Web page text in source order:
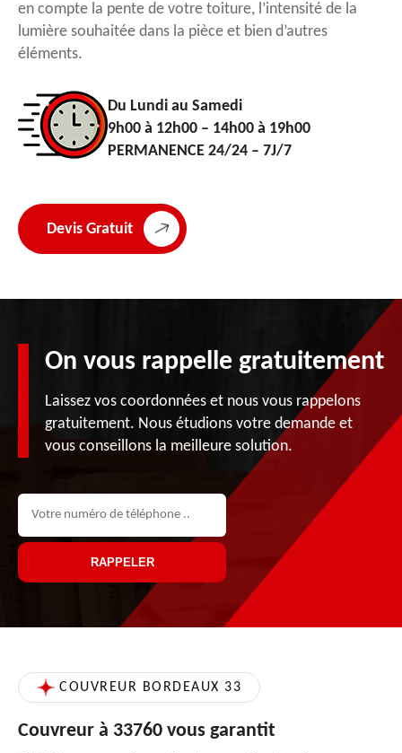
en compte la pente de votre toiture, l’intensité de la
lumière souhaitée dans la pièce et bien d’autres
éléments.
Du Lundi au Samedi
9h00 à 12h00 – 14h00 à 19h00
PERMANENCE 24/24 – 7J/7
Devis Gratuit
On vous rappelle gratuitement
Laissez vos coordonnées et nous vous rappelons
gratuitement. Nous étudions votre demande et
vous conseillons la meilleure solution.
COUVREUR BORDEAUX 33
Couvreur à 33760 vous garantit